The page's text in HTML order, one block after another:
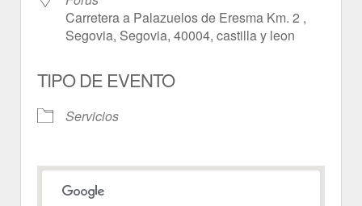
Carretera a Palazuelos de Eresma Km. 2 ,
Segovia, Segovia, 40004, castilla y leon
TIPO DE EVENTO
Servicios